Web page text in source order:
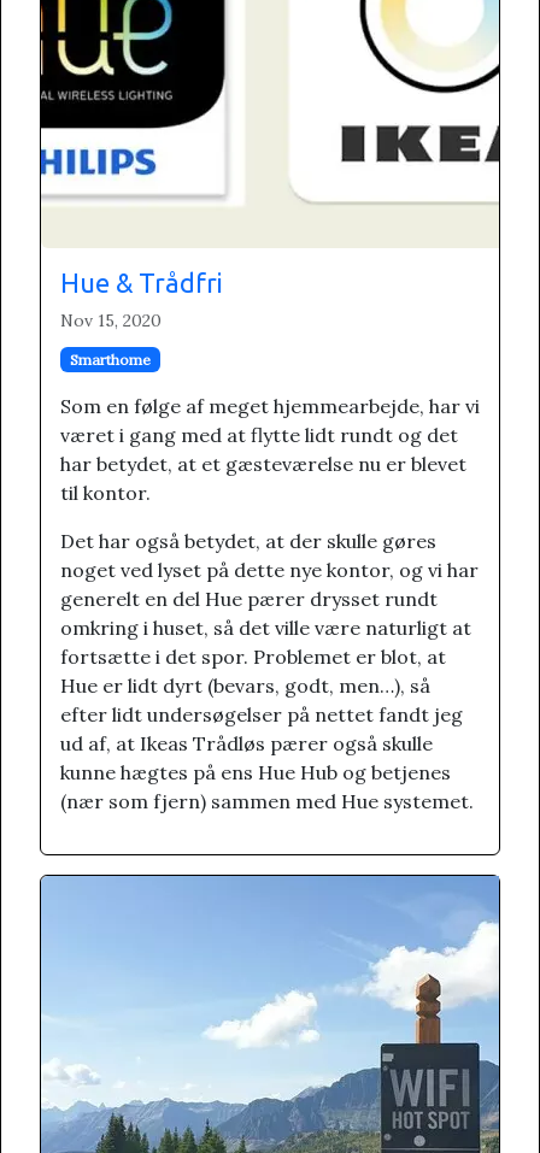
Hue & Trådfri
Nov 15, 2020
Smarthome
Som en følge af meget hjemmearbejde, har vi
været i gang med at flytte lidt rundt og det
har betydet, at et gæsteværelse nu er blevet
til kontor.
Det har også betydet, at der skulle gøres
noget ved lyset på dette nye kontor, og vi har
generelt en del Hue pærer drysset rundt
omkring i huset, så det ville være naturligt at
fortsætte i det spor. Problemet er blot, at
Hue er lidt dyrt (bevars, godt, men…), så
efter lidt undersøgelser på nettet fandt jeg
ud af, at Ikeas Trådløs pærer også skulle
kunne hægtes på ens Hue Hub og betjenes
(nær som fjern) sammen med Hue systemet.